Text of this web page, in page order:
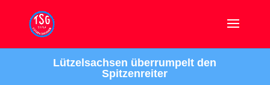
Lützelsachsen überrumpelt den
Spitzenreiter